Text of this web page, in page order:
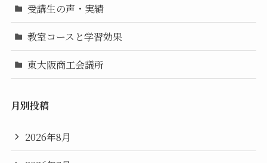
受講生の声・実績
教室コースと学習効果
東大阪商工会議所
月別投稿
2026年8月